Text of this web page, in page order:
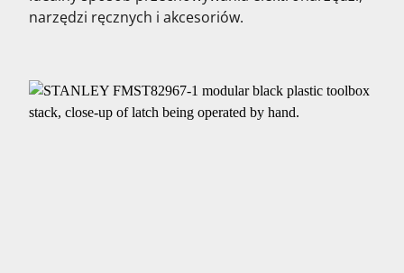
narzędzi ręcznych i akcesoriów.